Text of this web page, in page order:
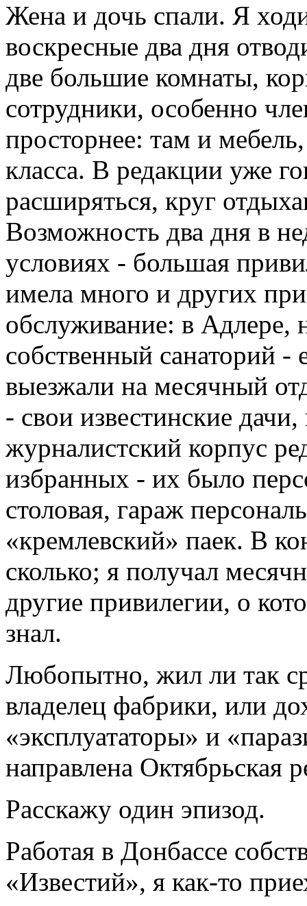
Жена и дочь спали. Я
воскресные два дня
две большие комнаты,
сотрудники, особенно
просторнее: там и
класса. В редакции уже
расширяться, круг
Возможность два дня в
условиях - большая
имела много и других
обслуживание: в Адлере,
собственный санаторий -
выезжали на месячный
- свои известинские
журналистский корпус
избранных - их было
столовая, гараж
«кремлевский» паек. В
сколько; я получал
другие привилегии, о
знал.
Любопытно, жил ли так
владелец фабрики, или
«эксплуататоры» и
направлена Октябрьская
Расскажу один эпизод.
Работая в Донбассе
«Известий», я как-то